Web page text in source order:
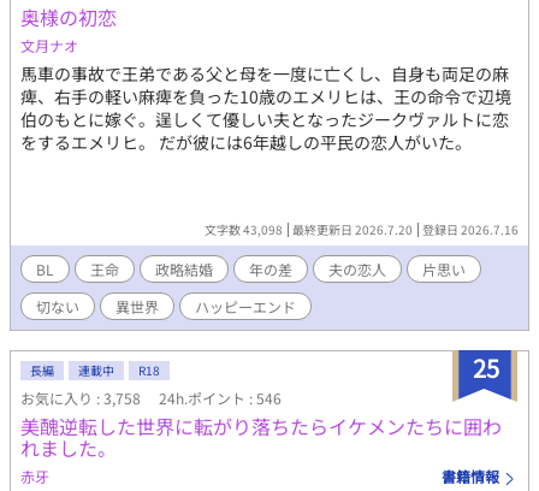
奥様の初恋
文月ナオ
馬車の事故で王弟である父と母を一度に亡くし、自身も両足の麻
痺、右手の軽い麻痺を負った10歳のエメリヒは、王の命令で辺境
伯のもとに嫁ぐ。逞しくて優しい夫となったジークヴァルトに恋
をするエメリヒ。 だが彼には6年越しの平民の恋人がいた。
文字数 43,098 最終更新日 2026.7.20 登録日 2026.7.16
BL 王命 政略結婚 年の差 夫の恋人
片思い
切ない
異世界 ハッピーエンド
25
長編 連載中 R18
お気に入り : 3,758 24h.ポイント : 546
美醜逆転した世界に転がり落ちたらイケメンたちに囲わ
れました。
赤牙 書籍情報